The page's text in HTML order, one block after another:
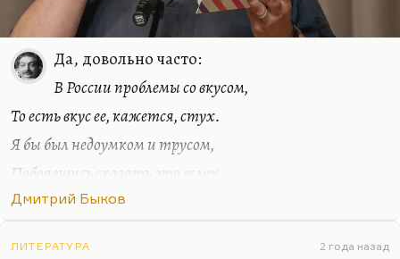
Да, довольно часто:
В России проблемы со вкусом,
То есть вкус ее, кажется, стух.
Я бы был недоумком и трусом,
Побоявшись сказать это вслух.
Вот проснулся и записал. Я сделал из этого
полубредовые, но, может быть, гениальные
Дмитрий Быков
ЛИТЕРАТУРА 2 года назад